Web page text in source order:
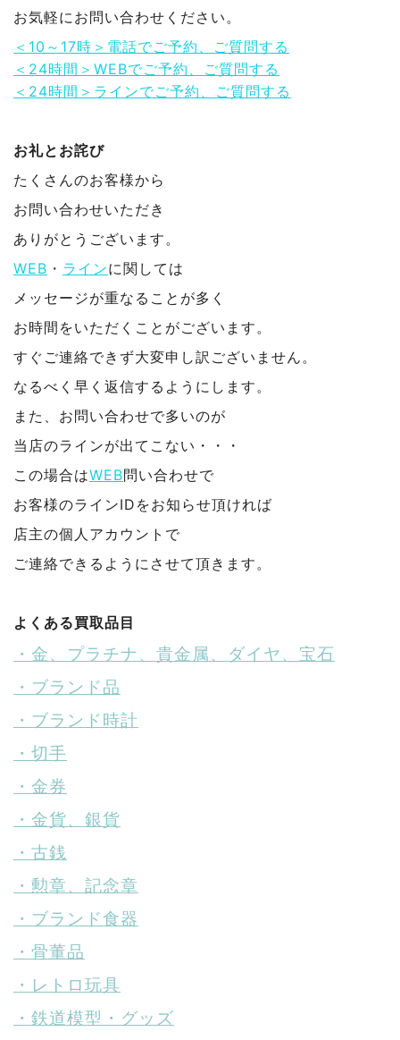
お気軽にお問い合わせください。
＜10～17時＞電話でご予約、ご質問する
＜24時間＞WEBでご予約、ご質問する
＜24時間＞ラインでご予約、ご質問する
お礼とお詫び
たくさんのお客様から
お問い合わせいただき
ありがとうございます。
WEB ・ ラインに関しては
メッセージが重なることが多く
お時間をいただくことがございます。
すぐご連絡できず大変申し訳ございません。
なるべく早く返信するようにします。
また、お問い合わせで多いのが
当店のラインが出てこない・・・
この場合はWEB問い合わせで
お客様のラインIDをお知らせ頂ければ
店主の個人アカウントで
ご連絡できるようにさせて頂きます。
よくある買取品目
・金、プラチナ、貴金属、ダイヤ、宝石
・ブランド品
・ブランド時計
・切手
・金券
・金貨、銀貨
・古銭
・勲章、記念章
・ブランド食器
・骨董品
・レトロ玩具
・鉄道模型・グッズ